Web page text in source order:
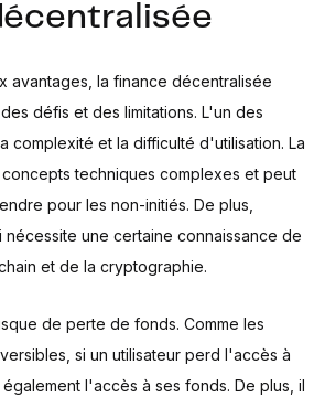
avantages, la finance décentralisée
défis et des limitations. L'un des
complexité et la difficulté d'utilisation. La
techniques complexes et peut
pour les non-initiés. De plus,
nécessite une certaine connaissance de
et de la cryptographie.
de perte de fonds. Comme les
si un utilisateur perd l'accès à
l'accès à ses fonds. De plus, il